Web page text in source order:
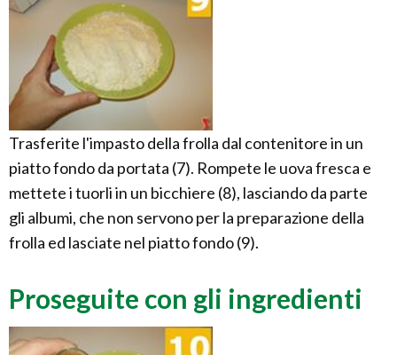
Trasferite l'impasto della frolla dal contenitore in un
piatto fondo da portata (7). Rompete le uova fresca e
mettete i tuorli in un bicchiere (8), lasciando da parte
gli albumi, che non servono per la preparazione della
frolla ed lasciate nel piatto fondo (9).
Proseguite con gli ingredienti